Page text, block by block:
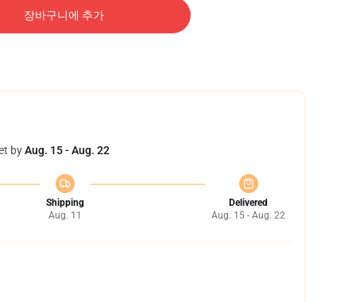
장바구니에 추가
byAug. 15 - Aug. 22
Shipping
Aug. 11
Delivered
Aug. 15 - Aug. 22